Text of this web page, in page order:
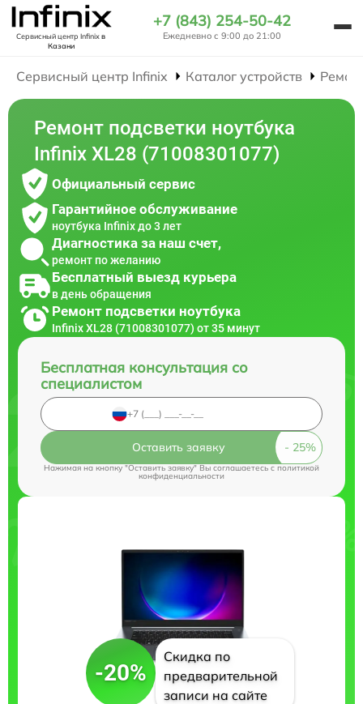
Сервисный центр Infinixв
Казани
+7 (843) 254-50-42
Ежедневно с 9:00 до 21:00
Сервисный центр Infinix Каталог устройств
Ремонт подсветки ноутбука
Infinix XL28 (71008301077)
Официальный сервис
Гарантийное обслуживание
ноутбука Infinix до 3 лет
Диагностика за наш счет,
ремонт по желанию
Бесплатный выезд курьера
в день обращения
Ремонт подсветки ноутбука
Infinix XL28 (71008301077) от 35 минут
Бесплатная консультация со
специалистом
Оставить заявку
Нажимая на кнопку "Оставить заявку" Вы соглашаетесь cполитикой
конфиденциальности
-20%
Скидка по
предварительной
записи на сайте